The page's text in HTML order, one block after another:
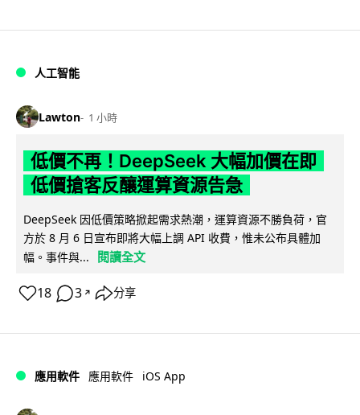
人工智能
Lawton 1 小時
低價不再！DeepSeek 大幅加價在即
低價搶客反釀運算資源告急
DeepSeek 因低價策略掀起需求熱潮，運算資源不勝負荷，官
方於 8 月 6 日宣布即將大幅上調 API 收費，惟未公布具體加
幅。事件與...
閱讀全文
18 3 ↗ 分享
應用軟件 應用軟件 iOS App